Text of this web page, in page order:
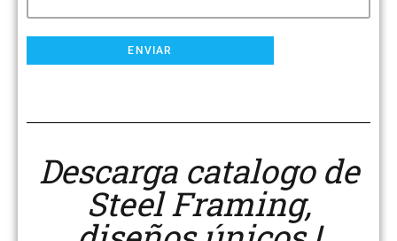
Descarga catalogo de
Steel Framing,